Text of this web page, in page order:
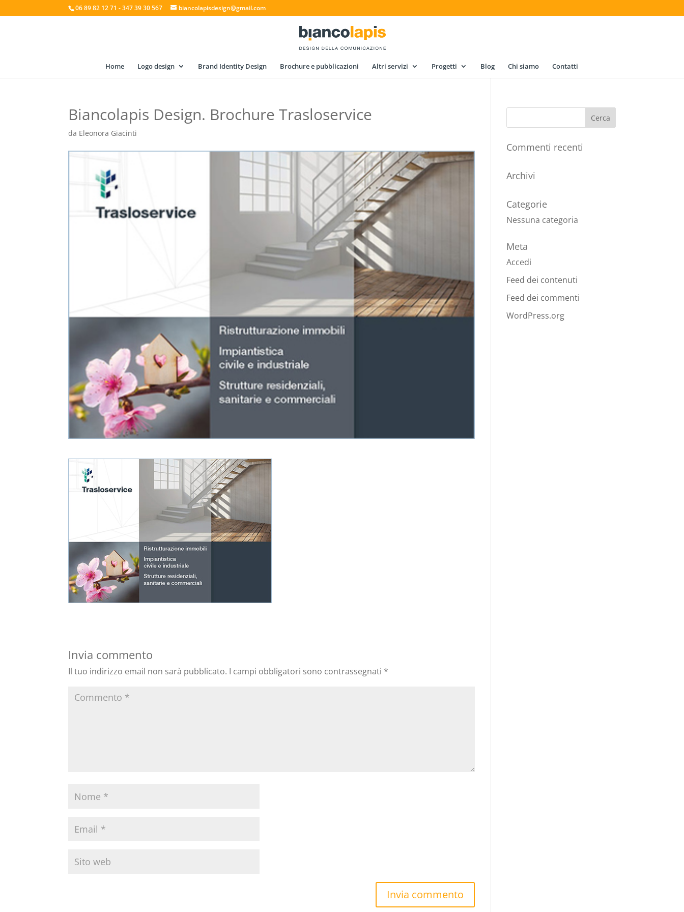
06 89 82 12 71 - 347 39 30 567 biancolapisdesign@gmail.com
Home Logo design Brand Identity Design Brochure e pubblicazioni Altri servizi Progetti Blog Chi siamo Contatti
Biancolapis Design. Brochure Trasloservice
da Eleonora Giacinti
Invia commento
Il tuo indirizzo email non sarà pubblicato. I campi obbligatori sono contrassegnati *
Commenti recenti
Archivi
Categorie
Nessuna categoria
Meta
Accedi
Feed dei contenuti
Feed dei commenti
WordPress.org